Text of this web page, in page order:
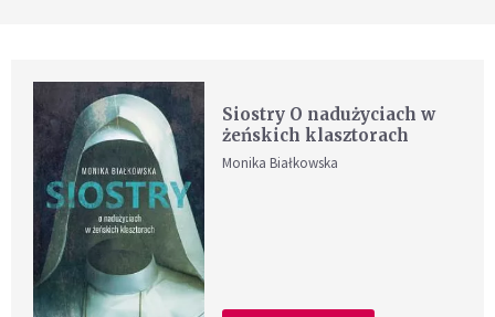
Siostry O nadużyciach w
żeńskich klasztorach
Monika Białkowska